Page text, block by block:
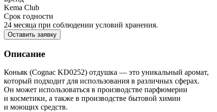
Kema Club
Срок годности
24 месяца при соблюдении условий хранения.
Оставить заявку
Описание
Коньяк (Cognac KD0252) отдушка — это уникальный аромат,
который подходит для использования в различных сферах.
Он может использоваться в производстве парфюмерии
и косметики, а также в производстве бытовой химии
и моющих средств.